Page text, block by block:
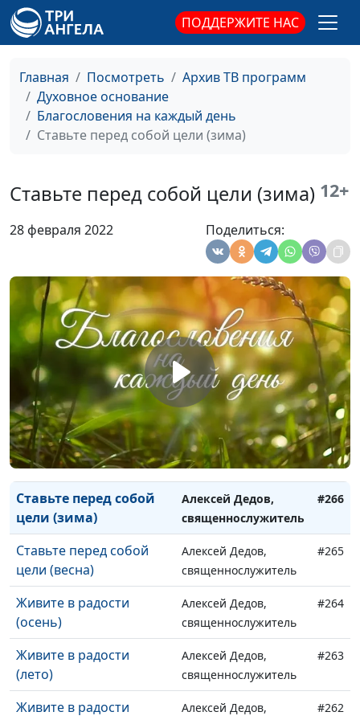
ПОДДЕРЖИТЕ НАС
Главная Посмотреть
Архив ТВ программ
Духовное основание
Благословения на каждый день
Ставьте перед собой цели (зима)
Ставьте перед собой цели (зима) 12+
28 февраля 2022 Поделиться:
Сила благодарности
(лето)
Алексей Дедов,
священнослужитель
#275
Сила благодарности
(зима)
Алексей Дедов,
Сила благодарности
Алексей Дедов,
Зачем молиться?
(осень)
Алексей Дедов,
священнослужитель
#272
Зачем молиться? (лето)
Алексей Дедов,
священнослужитель
#271
Зачем молиться? (зима)
Алексей Дедов,
священнослужитель
#270
Зачем молиться?
(весна)
Алексей Дедов,
священнослужитель
#269
Ставьте перед собой
цели (осень)
Алексей Дедов,
священнослужитель
#268
Ставьте перед собой
цели (лето)
Алексей Дедов,
священнослужитель
#267
Ставьте перед собой
цели (зима)
Алексей Дедов,
священнослужитель
#266
Ставьте перед собой
цели (весна)
Алексей Дедов,
священнослужитель
#265
Живите в радости
(осень)
Алексей Дедов,
священнослужитель
#264
Живите в радости
(лето)
Алексей Дедов,
священнослужитель
#263
Живите в радости
Алексей Дедов,
#262